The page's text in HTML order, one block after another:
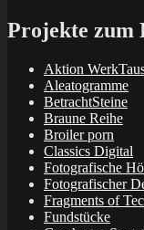
Projekte zum
Aktion
Aleatogramme
BetrachtSteine
Braune Reihe
Broiler porn
Classics Digital
Fotografische
Fotografischer
Fragments of
Fundstücke